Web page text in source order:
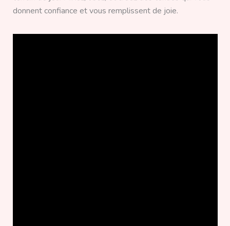
donnent confiance et vous remplissent de joie.